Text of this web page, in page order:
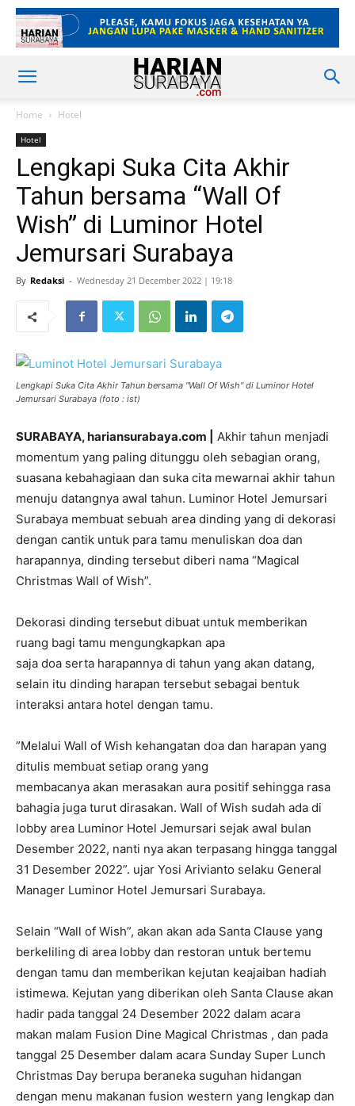
Home Hotel
Hotel
Lengkapi Suka Cita Akhir
Tahun bersama “Wall Of
Wish” di Luminor Hotel
Jemursari Surabaya
By Redaksi - Wednesday 21 December 2022 | 19:18
Lengkapi Suka Cita Akhir Tahun bersama "Wall Of Wish" di Luminor Hotel
Jemursari Surabaya (foto : ist)
SURABAYA, hariansurabaya.com |
Akhir tahun menjadi
momentum yang paling ditunggu oleh sebagian orang,
suasana kebahagiaan dan suka cita mewarnai akhir tahun
menuju datangnya awal tahun. Luminor Hotel Jemursari
Surabaya membuat sebuah area dinding yang di dekorasi
dengan cantik untuk para tamu menuliskan doa dan
harapannya, dinding tersebut diberi nama “Magical
Christmas Wall of Wish”.
Dekorasi dinding tersebut dibuat untuk memberikan
ruang bagi tamu mengungkapkan apa
saja doa serta harapannya di tahun yang akan datang,
selain itu dinding harapan tersebut sebagai bentuk
interaksi antara hotel dengan tamu.
”Melalui Wall of Wish kehangatan doa dan harapan yang
ditulis membuat setiap orang yang
membacanya akan merasakan aura positif sehingga rasa
bahagia juga turut dirasakan. Wall of Wish sudah ada di
lobby area Luminor Hotel Jemursari sejak awal bulan
Desember 2022, nanti nya akan terpasang hingga tanggal
31 Desember 2022”. ujar Yosi Arivianto selaku General
Manager Luminor Hotel Jemursari Surabaya.
Selain “Wall of Wish”, akan akan ada Santa Clause yang
berkeliling di area lobby dan restoran untuk bertemu
dengan tamu dan memberikan kejutan keajaiban hadiah
istimewa. Kejutan yang diberikan oleh Santa Clause akan
hadir pada tanggal 24 Desember 2022 dalam acara
makan malam Fusion Dine Magical Christmas , dan pada
tanggal 25 Desember dalam acara Sunday Super Lunch
Christmas Day berupa beraneka suguhan hidangan
dengan menu makanan fusion western yang lengkap dan